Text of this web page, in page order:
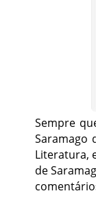
Sempre
Saramago
Literatura,
de